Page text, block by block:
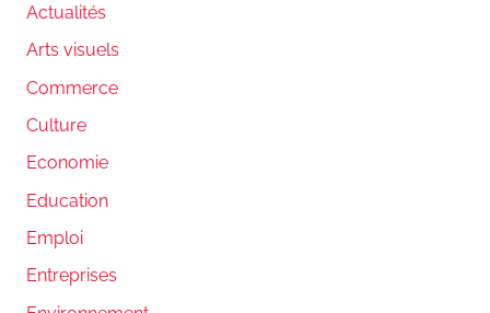
Actualités
Arts visuels
Commerce
Culture
Economie
Education
Emploi
Entreprises